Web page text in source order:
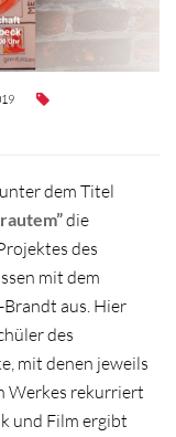
dem Titel
die
des
mit dem
aus. Hier
des
mit denen jeweils
Werkes rekurriert
und Film ergibt